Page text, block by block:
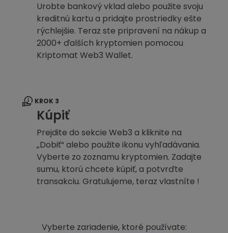
Urobte bankový vklad alebo použite svoju
kreditnú kartu a pridajte prostriedky ešte
rýchlejšie. Teraz ste pripravení na nákup a
2000+ ďalších kryptomien pomocou
Kriptomat Web3 Wallet.
KROK 3
Kúpiť
Prejdite do sekcie Web3 a kliknite na
„Dobiť“ alebo použite ikonu vyhľadávania.
Vyberte zo zoznamu kryptomien. Zadajte
sumu, ktorú chcete kúpiť, a potvrďte
transakciu. Gratulujeme, teraz vlastníte !
Vyberte zariadenie, ktoré používate: